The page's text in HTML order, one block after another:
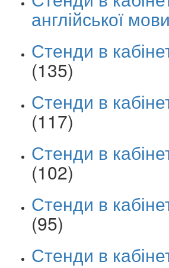
англійської мови
Стенди в
(135)
Стенди в
(117)
Стенди в
(102)
Стенди в
(95)
Стенди в